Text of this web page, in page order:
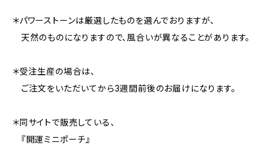
＊パワーストーンは厳選したものを選んでおりますが、
天然のものになりますので、風合いが異なることがあります。
＊受注生産の場合は、
ご注文をいただいてから3週間前後のお届けになります。
＊同サイトで販売している、
『開運ミニポーチ』